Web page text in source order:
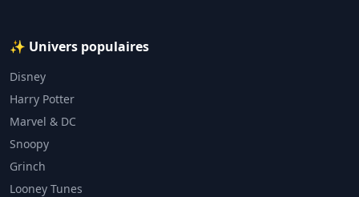
✨ Univers populaires
Disney
Harry Potter
Marvel & DC
Snoopy
Grinch
Looney Tunes